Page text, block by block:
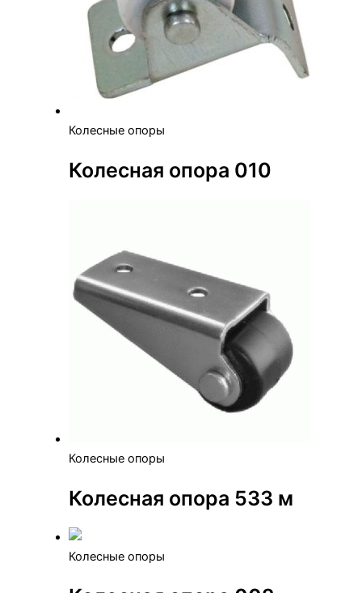
Колесные опоры
Колесная опора 010
Колесные опоры
Колесная опора 533 м
Колесные опоры